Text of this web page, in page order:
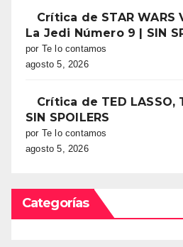
Crítica de STAR WARS
La Jedi Número 9 | SIN
por Te lo contamos
agosto 5, 2026
Crítica de TED LASSO,
SIN SPOILERS
por Te lo contamos
agosto 5, 2026
Categorías